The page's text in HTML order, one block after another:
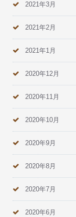
2021年3月
2021年2月
2021年1月
2020年12月
2020年11月
2020年10月
2020年9月
2020年8月
2020年7月
2020年6月